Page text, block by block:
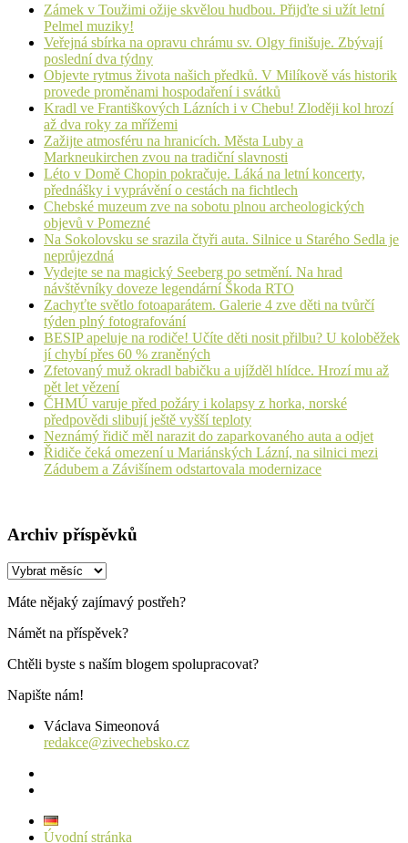
Zámek v Toužimi ožije skvělou hudbou. Přijďte si užít letní
Pelmel muziky!
Veřejná sbírka na opravu chrámu sv. Olgy finišuje. Zbývají
poslední dva týdny
Objevte rytmus života našich předků. V Milíkově vás historik
provede proměnami hospodaření i svátků
Kradl ve Františkových Lázních i v Chebu! Zloději kol hrozí
až dva roky za mřížemi
Zažijte atmosféru na hranicích. Města Luby a
Markneukirchen zvou na tradiční slavnosti
Léto v Domě Chopin pokračuje. Láká na letní koncerty,
přednášky i vyprávění o cestách na fichtlech
Chebské muzeum zve na sobotu plnou archeologických
objevů v Pomezné
Na Sokolovsku se srazila čtyři auta. Silnice u Starého Sedla je
neprůjezdná
Vydejte se na magický Seeberg po setmění. Na hrad
návštěvníky doveze legendární Škoda RTO
Zachyťte světlo fotoaparátem. Galerie 4 zve děti na tvůrčí
týden plný fotografování
BESIP apeluje na rodiče! Učíte děti nosit přilbu? U koloběžek
jí chybí přes 60 % zraněných
Zfetovaný muž okradl babičku a ujížděl hlídce. Hrozí mu až
pět let vězení
ČHMÚ varuje před požáry i kolapsy z horka, norské
předpovědi slibují ještě vyšší teploty
Neznámý řidič měl narazit do zaparkovaného auta a odjet
Řidiče čeká omezení u Mariánských Lázní, na silnici mezi
Zádubem a Závišínem odstartovala modernizace
Archiv příspěvků
Archiv
Máte nějaký zajímavý postřeh?
Námět na příspěvek?
Chtěli byste s naším blogem spolupracovat?
Napište nám!
Václava Simeonová
redakce@zivechebsko.cz
Úvodní stránka